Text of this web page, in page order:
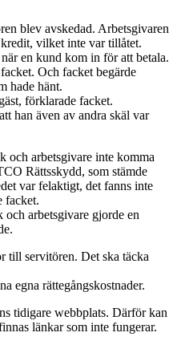
blev avskedad. Arbetsgivaren
vilket inte var tillåtet.
en kund kom in för att betala.
Och facket begärde
hade hänt.
förklarade facket.
han även av andra skäl var
och arbetsgivare inte komma
Rättsskydd, som stämde
var felaktigt, det fanns inte
facket.
arbetsgivare gjorde en
till servitören. Det ska täcka
egna rättegångskostnader.
tidigare webbplats. Därför kan
länkar som inte fungerar.